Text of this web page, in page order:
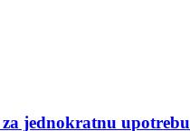
jednokratnu upotrebu